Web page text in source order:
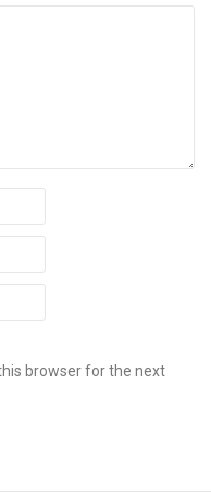
browser for the next